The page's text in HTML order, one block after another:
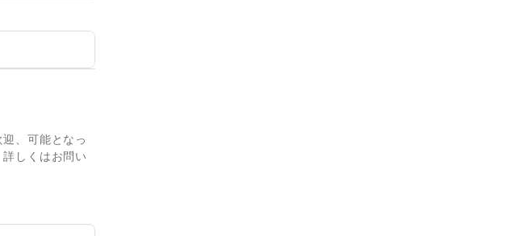
、可能となっ
しくはお問い